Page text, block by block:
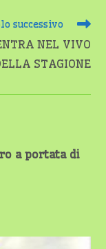
successivo
NEL VIVO
STAGIONE
a portata di